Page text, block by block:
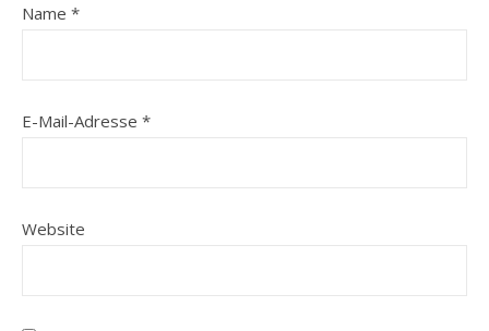
Name *
E-Mail-Adresse *
Website